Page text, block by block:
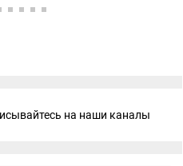
на наши каналы